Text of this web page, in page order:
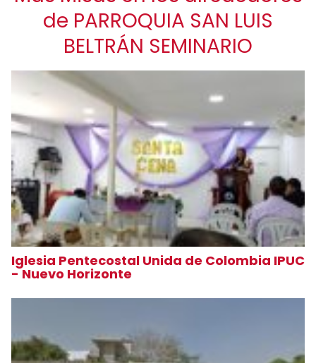
de PARROQUIA SAN LUIS
BELTRÁN SEMINARIO
Iglesia Pentecostal Unida de Colombia IPUC
- Nuevo Horizonte